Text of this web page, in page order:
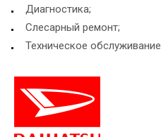
Диагностика;
Слесарный ремонт;
Техническое обслуживание